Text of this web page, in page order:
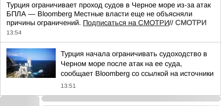
Турция ограничивает проход судов в Черное море из-за атак
БПЛА — Bloomberg Местные власти еще не объясняли
причины ограничений. Подписаться на СМОТРИ// СМОТРИ
13:54
Турция начала ограничивать судоходство в
Черном море после атак на ее суда,
сообщает Bloomberg со ссылкой на источники
13:51